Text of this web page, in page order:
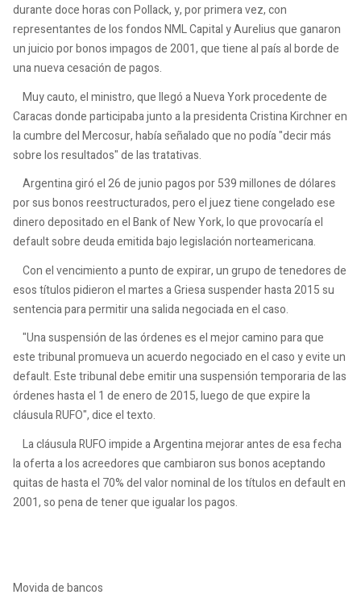
durante doce horas con Pollack, y, por primera vez, con
representantes de los fondos NML Capital y Aurelius que ganaron
un juicio por bonos impagos de 2001, que tiene al país al borde de
una nueva cesación de pagos.
Muy cauto, el ministro, que llegó a Nueva York procedente de
Caracas donde participaba junto a la presidenta Cristina Kirchner en
la cumbre del Mercosur, había señalado que no podía "decir más
sobre los resultados" de las tratativas.
Argentina giró el 26 de junio pagos por 539 millones de dólares
por sus bonos reestructurados, pero el juez tiene congelado ese
dinero depositado en el Bank of New York, lo que provocaría el
default sobre deuda emitida bajo legislación norteamericana.
Con el vencimiento a punto de expirar, un grupo de tenedores de
esos títulos pidieron el martes a Griesa suspender hasta 2015 su
sentencia para permitir una salida negociada en el caso.
"Una suspensión de las órdenes es el mejor camino para que
este tribunal promueva un acuerdo negociado en el caso y evite un
default. Este tribunal debe emitir una suspensión temporaria de las
órdenes hasta el 1 de enero de 2015, luego de que expire la
cláusula RUFO", dice el texto.
La cláusula RUFO impide a Argentina mejorar antes de esa fecha
la oferta a los acreedores que cambiaron sus bonos aceptando
quitas de hasta el 70% del valor nominal de los títulos en default en
2001, so pena de tener que igualar los pagos.
Movida de bancos